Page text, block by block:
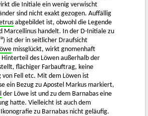
die Initiale ein wenig verwischt
sind nicht exakt gezogen. Auffällig
abgebildet ist, obwohl die Legende
Marcellinus handelt. In der D-Initiale zu
) ist der in seitlicher Draufsicht
missglückt, wirkt gnomenhaft
des Löwen außerhalb der
flächiger Farbauftrag, keine
von Fell etc. Mit dem Löwen ist
ein Bezug zu Apostel Markus markiert,
der Löwe ist und zu dem Barnabas eine
hatte. Vielleicht ist auch dem
zu Barnabas nicht geläufig.